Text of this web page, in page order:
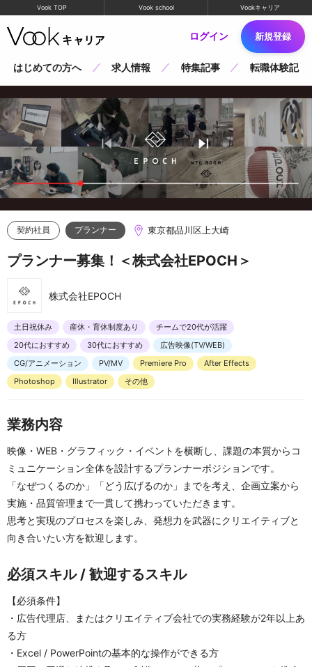
Vook TOP Vook school Vookキャリア
ログイン 新規登録
はじめての方へ 求人情報 特集記事 転職体験記
契約社員 プランナー 東京都品川区上大崎
プランナー募集！＜株式会社EPOCH＞
株式会社EPOCH
土日祝休み 産休・育休制度あり
チームで20代が活躍
20代におすすめ
30代におすすめ
広告映像(TV/WEB)
CG/アニメーション
PV/MV Premiere Pro
After Effects
Photoshop
Illustrator その他
業務内容
映像・WEB・グラフィック・イベントを横断し、課題の本質からコ
ミュニケーション全体を設計するプランナーポジションです。
「なぜつくるのか」「どう広げるのか」までを考え、企画立案から
実施・品質管理まで一貫して携わっていただきます。
思考と実現のプロセスを楽しみ、発想力を武器にクリエイティブと
向き合いたい方を歓迎します。
必須スキル / 歓迎するスキル
【必須条件】
・広告代理店、またはクリエイティブ会社での実務経験が2年以上あ
る方
・Excel / PowerPointの基本的な操作ができる方